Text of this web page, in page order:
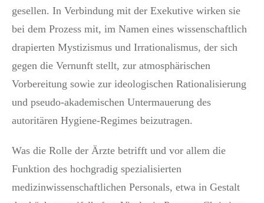
gesellen. In Verbindung mit der Exekutive wirken sie
bei dem Prozess mit, im Namen eines wissenschaftlich
drapierten Mystizismus und Irrationalismus, der sich
gegen die Vernunft stellt, zur atmosphärischen
Vorbereitung sowie zur ideologischen Rationalisierung
und pseudo-akademischen Untermauerung des
autoritären Hygiene-Regimes beizutragen.
Was die Rolle der Ärzte betrifft und vor allem die
Funktion des hochgradig spezialisierten
medizinwissenschaftlichen Personals, etwa in Gestalt